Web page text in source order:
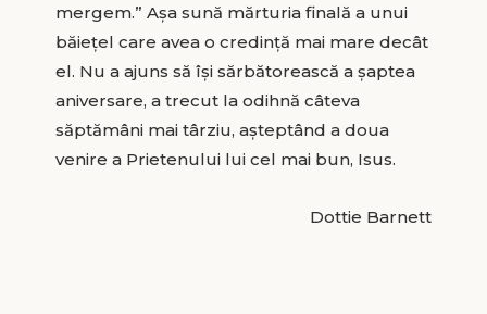
mergem.” Aşa sună mărturia finală a unui
băieţel care avea o credinţă mai mare decât
el. Nu a ajuns să îşi sărbătorească a şaptea
aniversare, a trecut la odihnă câteva
săptămâni mai târziu, aşteptând a doua
venire a Prietenului lui cel mai bun, Isus.
Dottie Barnett